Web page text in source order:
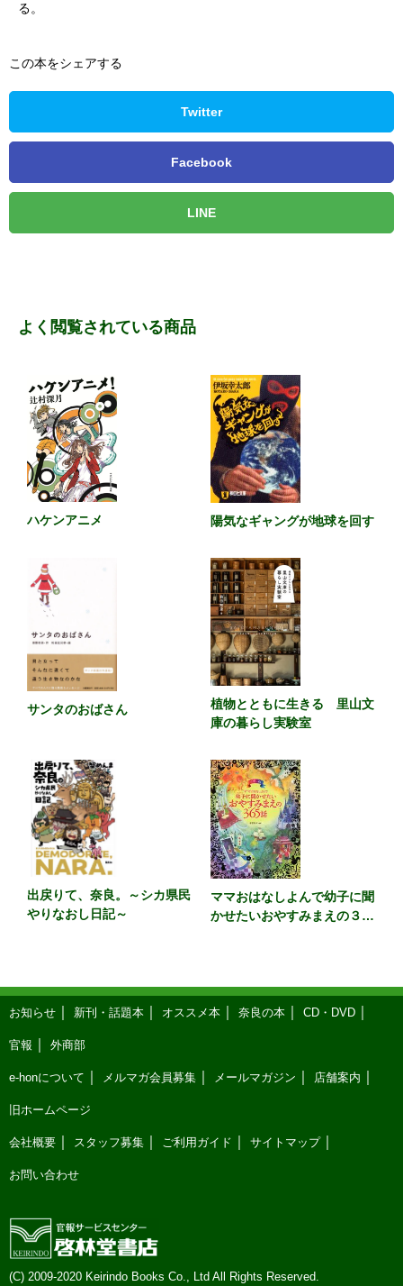
る。
この本をシェアする
Twitter
Facebook
LINE
よく閲覧されている商品
ハケンアニメ 陽気なギャングが地球を回す
サンタのおばさん
植物とともに生きる 里山文
庫の暮らし実験室
出戻りて、奈良。～シカ県民
やりなおし日記～
ママおはなしよんで幼子に聞
かせたいおやすみまえの３６
お知らせ 新刊・話題本 オススメ本 奈良の本 CD・DVD
官報 外商部
e-honについて メルマガ会員募集 メールマガジン 店舗案内
旧ホームページ
会社概要 スタッフ募集 ご利用ガイド サイトマップ
お問い合わせ
(C) 2009-2020 Keirindo Books Co., Ltd All Rights Reserved.